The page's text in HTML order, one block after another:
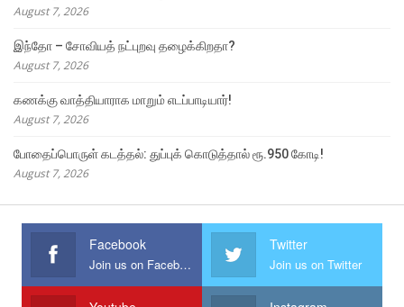
August 7, 2026
இந்தோ – சோவியத் நட்புறவு தழைக்கிறதா?
August 7, 2026
கணக்கு வாத்தியாராக மாறும் எடப்பாடியார்!
August 7, 2026
போதைப்பொருள் கடத்தல்: துப்புக் கொடுத்தால் ரூ.950 கோடி!
August 7, 2026
Facebook
Join us on Facebook
Twitter
Join us on Twitter